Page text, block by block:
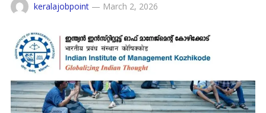
keralajobpoint— March 2, 2026